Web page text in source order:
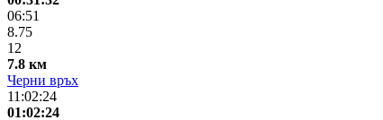
06:51
8.75
12
7.8 км
Черни връх
11:02:24
01:02:24